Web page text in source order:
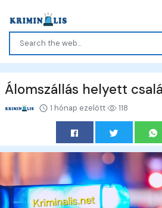
Álomszállás helyett
1 hónap ezelőtt 118